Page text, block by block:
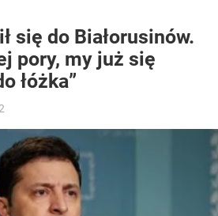
się do Białorusinów.
pory, my już się
łóżka”